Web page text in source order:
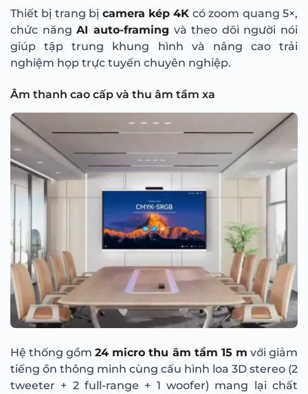
Thiết bị trang bị camera kép 4K có zoom quang 5×,
chức năngAI auto-framing và theo dõi người nói
giúp tập trung khung hình và nâng cao trải
nghiệm họp trực tuyến chuyên nghiệp.
Âm thanh cao cấp và thu âm tầm xa
Hệ thống gồm24 micro thu âm tầm 15 m với giảm
tiếng ồn thông minh cùng cấu hình loa 3D stereo (2
tweeter + 2 full-range + 1 woofer) mang lại chất